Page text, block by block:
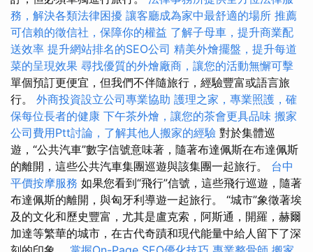
務，解決各類法律困擾 讓客廳成為家中最舒適的場所 推薦
可信賴的徵信社，保障你的權益 了解子母車，提升商業配
送效率 提升網站排名的SEO公司 精美外燴擺盤，提升每道
菜的呈現效果 尋找優質的外燴廠商，讓您的活動無懈可擊
單個預訂更便宜，但我們不伴隨旅行，經驗豐富或語言旅
行。 外商投資設立公司專業協助 護理之家，專業照護，確
保每位長者的健康 下午茶外燴，讓您的茶會更具品味 搬家
公司費用Ptt討論，了解其他人搬家的經驗 對於集體巡
遊，“公共汽車”數字信號意味著，隨著布達佩斯在布達佩斯
的離開，這些公共汽車集團巡遊與該集團一起旅行。 台中
平價按摩服務 如果您看到“飛行”信號，這些飛行巡遊，隨著
布達佩斯的離開，與匈牙利導遊一起旅行。 “城市”象徵著埃
及的文化和歷史豐富，尤其是盧克索，阿斯通，開羅，赫爾
加達等繁華的城市，在古代奇蹟和現代能量中給人留下了深